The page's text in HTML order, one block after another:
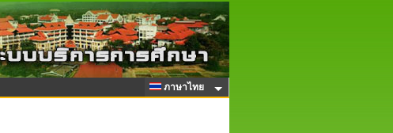
ภาษาไทย